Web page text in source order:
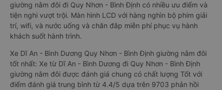
giường nằm đôi đi Quy Nhơn - Bình Định có nhiều ưu điểm và
tiện nghi vượt trội. Màn hình LCD với hàng nghìn bộ phim giải
trí, wifi, và nước uống và chăn đắp miễn phí phục vụ hành
khách suốt hành trình.
Xe Dĩ An - Bình Dương Quy Nhơn - Bình Định giường nằm đôi
tốt nhất: Xe từ Dĩ An - Bình Dương đi Quy Nhơn - Bình Định
giường nằm đôi được đánh giá chung có chất lượng Tốt với
điểm đánh giá trung bình từ 4.4/5 dựa trên 9703 phản hồi